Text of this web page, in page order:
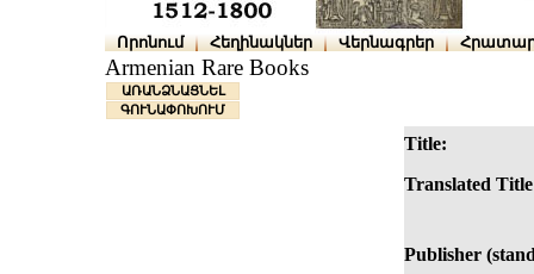
Որոնում Հեղինակներ Վերնագրեր
Armenian Rare Books
ԱՌԱՆՁՆԱՑՆԵԼ
ԳՈՒՆԱՓՈԽՈՒՄ
Title:
Translated
Publisher